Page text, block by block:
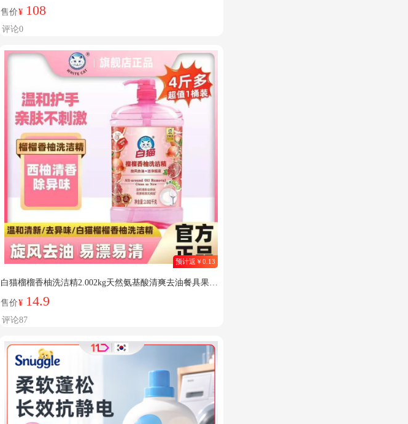
奢高档高颜值带轮翻盖纸篓 奶油白20L-站脚款【带盖免弯
售价¥ 108
评论0
预计返￥0.13
白猫榴榴香柚洗洁精2.002kg天然氨基酸清爽去油餐具果蔬
可用不伤手 【温和清新去异味】榴榴香柚2.002kg*1瓶
售价¥ 14.9
评论87